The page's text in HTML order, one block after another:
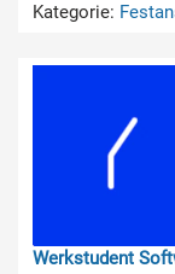
Kategorie:
Werkstudent